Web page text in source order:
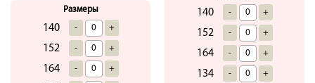
Размеры
140 - +
152 - +
164 - +
140 - +
152 - +
164 - +
134 - +